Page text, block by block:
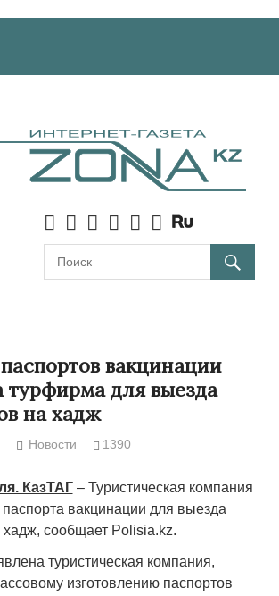
вакцинации
турфирма для выезда
на хадж
Новости 1390
КазТАГ– Туристическая компания
вакцинации для выезда
сообщает Polisia.kz.
туристическая компания,
изготовлению паспортов